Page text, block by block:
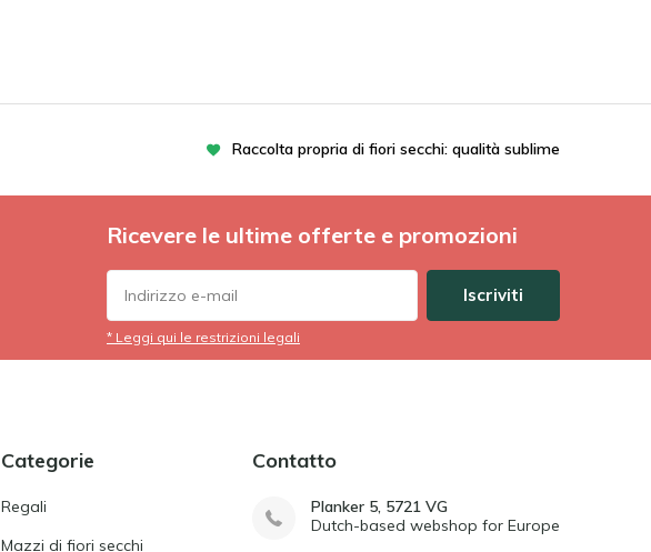
Raccolta propria di fiori secchi: qualità sublime
Ricevere le ultime offerte e promozioni
Iscriviti
* Leggi qui le restrizioni legali
Categorie
Regali
Mazzi di fiori secchi
Contatto
Planker 5, 5721 VG
Dutch-based webshop for Europe